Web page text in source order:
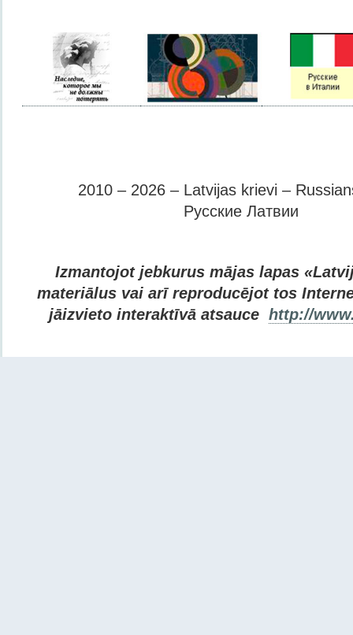
2010 – 2026 – Latvijas krievi –
Русские Латвии
Izmantojot jebkurus mājas lapas
materiālus vai arī reproducējot tos
jāizvieto interaktīvā atsaucehttp://